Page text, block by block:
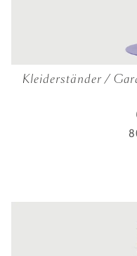
Kleiderständer /